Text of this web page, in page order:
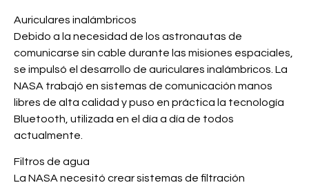
Auriculares inalámbricos
Debido a la necesidad de los astronautas de
comunicarse sin cable durante las misiones espaciales,
se impulsó el desarrollo de auriculares inalámbricos. La
NASA trabajó en sistemas de comunicación manos
libres de alta calidad y puso en práctica la tecnología
Bluetooth, utilizada en el día a día de todos
actualmente.
Filtros de agua
La NASA necesitó crear sistemas de filtración